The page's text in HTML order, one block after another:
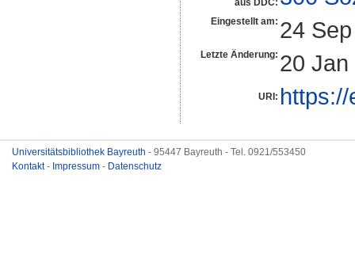
aus DDC:
Eingestellt am: 24
Letzte Änderung: 20
URI:
Universitätsbibliothek Bayreuth - 95447 Bayreuth - Tel. 0921/553450
Kontakt- Impressum - Datenschutz